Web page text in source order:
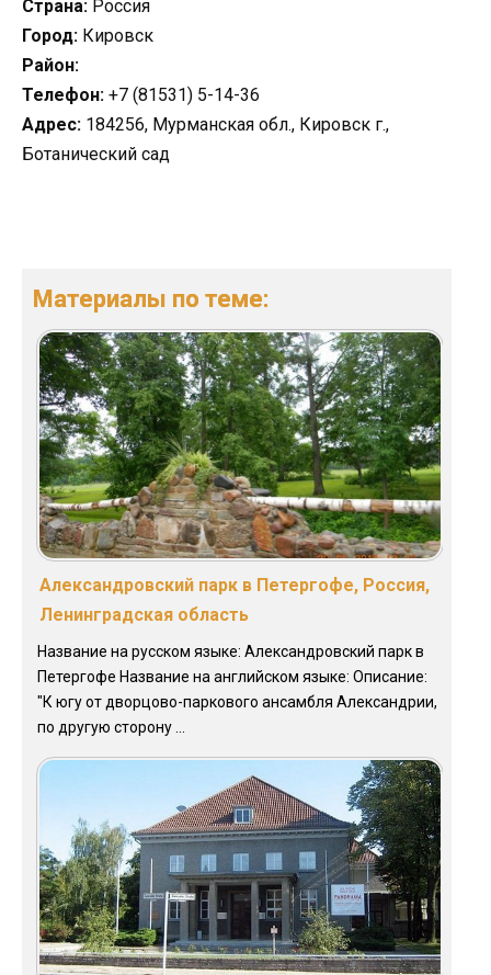
Страна: Россия
Город: Кировск
Район:
Телефон: +7 (81531) 5-14-36
Адрес: 184256, Мурманская обл., Кировск г.,
Ботанический сад
Материалы по теме:
Александровский парк в Петергофе, Россия,
Ленинградская область
Название на русском языке: Александровский парк в
Петергофе Название на английском языке: Описание:
"К югу от дворцово-паркового ансамбля Александрии,
по другую сторону ...